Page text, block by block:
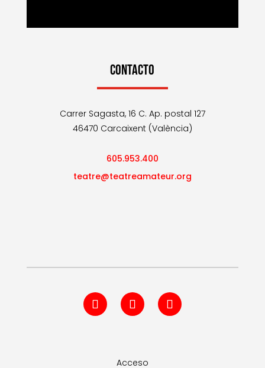
CONTACTO
Carrer Sagasta, 16 C. Ap. postal 127
46470 Carcaixent (València)
605.953.400
teatre@teatreamateur.org
Acceso